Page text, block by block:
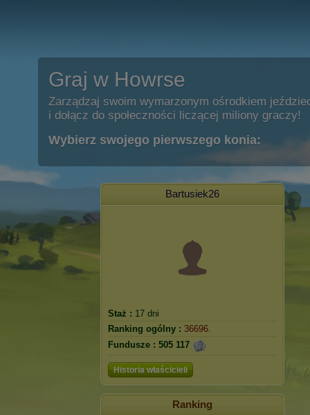
Graj w Howrse
Zarządzaj swoim wymarzonym ośrodkiem
i dołącz do społeczności liczącej miliony graczy!
Wybierz swojego pierwszego konia:
Bartusiek26
Staż : 17 dni
Ranking ogólny : 36696.
Fundusze : 505 117
Historia właścicieli
Ranking